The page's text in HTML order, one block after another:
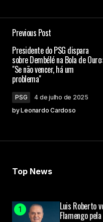
Previous Post
Presidente do PSG dispara
sobre Dembélé na Bola de Ouro:
"Se não vencer, há um
problema"
PSG
4 de julho de 2025
byLeonardo Cardoso
Top News
Luis Roberto
Flamengo